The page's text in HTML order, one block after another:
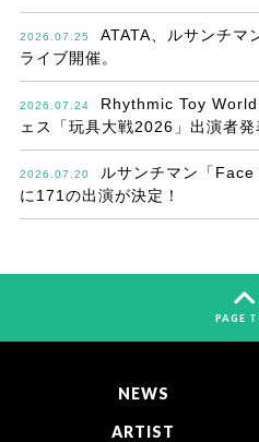
2026.07.25
ATATA、ルサンチマ
ライブ開催。
2026.07.24
Rhythmic Toy World
ェス「玩具大戦2026」出演者発
2026.07.20
ルサンチマン「
に171の出演が決定！
PAGE
NEWS
ARTIST